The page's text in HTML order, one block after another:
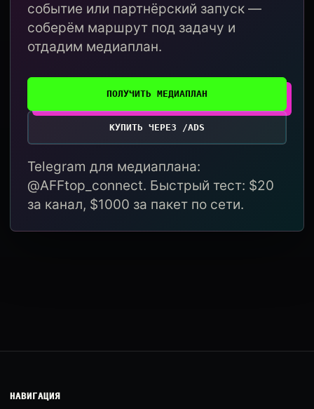
событие или партнёрский запуск —
соберём маршрут под задачу и
отдадим медиаплан.
ПОЛУЧИТЬ МЕДИАПЛАН
КУПИТЬ ЧЕРЕЗ /ADS
Telegram для медиаплана:
@AFFtop_connect. Быстрый тест: $20
за канал, $1000 за пакет по сети.
НАВИГАЦИЯ